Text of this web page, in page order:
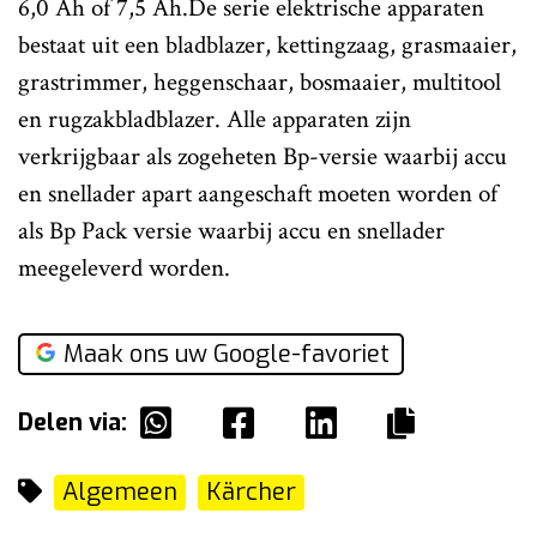
6,0 Ah of 7,5 Ah.De serie elektrische apparaten
bestaat uit een bladblazer, kettingzaag, grasmaaier,
grastrimmer, heggenschaar, bosmaaier, multitool
en rugzakbladblazer. Alle apparaten zijn
verkrijgbaar als zogeheten Bp-versie waarbij accu
en snellader apart aangeschaft moeten worden of
als Bp Pack versie waarbij accu en snellader
meegeleverd worden.
Maak ons uw Google-favoriet
Delen via:
Algemeen Kärcher